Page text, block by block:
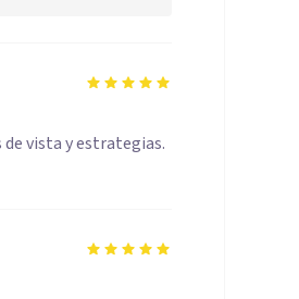
vista y estrategias.